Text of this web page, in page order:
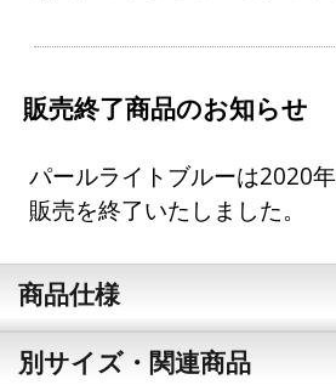
販売終了商品のお知らせ
パールライトブルーは2020
販売を終了いたしました。
商品仕様
別サイズ・関連商品